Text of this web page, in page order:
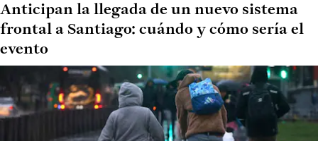
Anticipan la llegada de un nuevo sistema
frontal a Santiago: cuándo y cómo sería el
evento